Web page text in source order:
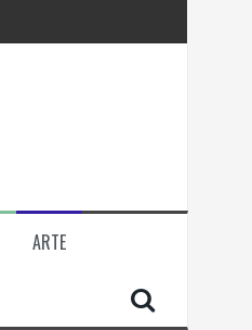
ARTE